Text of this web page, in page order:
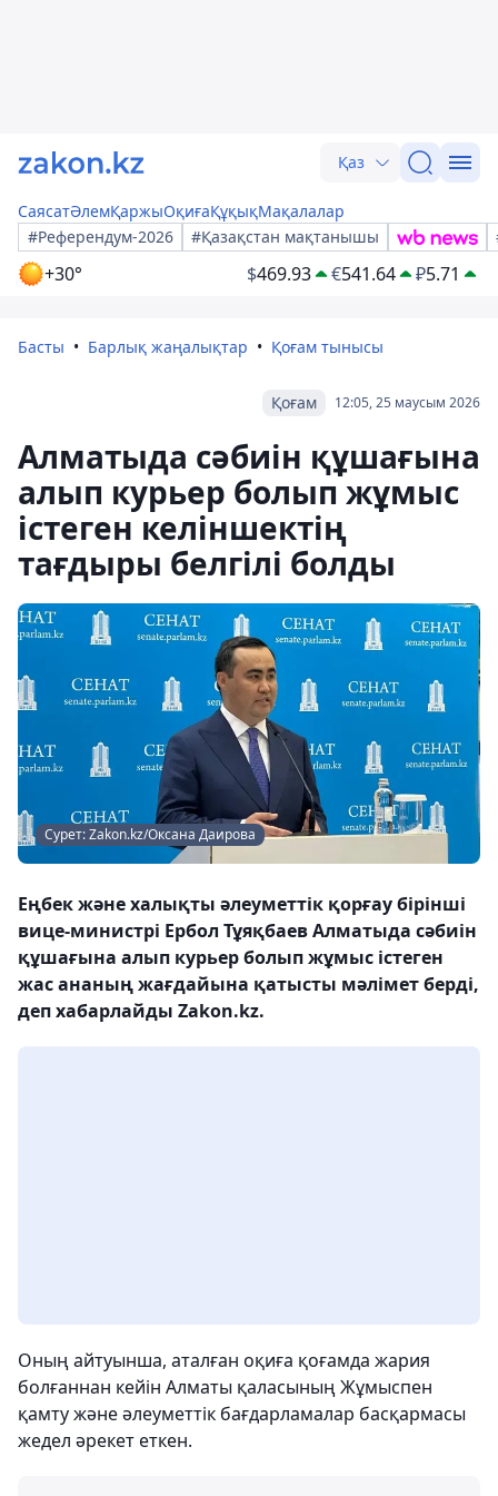
Қаз
СаясатӘлемҚаржыОқиғаҚұқықМақалалар
#Референдум-2026
#Қазақстан мақтанышы
+30° $469.93 €541.64 ₽5.71
Басты Барлық жаңалықтар Қоғам тынысы
12:05, 25 маусым 2026
Қоғам
Алматыда сәбиін құшағына
алып курьер болып жұмыс
істеген келіншектің
тағдыры белгілі болды
Сурет: Zakon.kz/Оксана Даирова
Еңбек және халықты әлеуметтік қорғау бірінші
вице-министрі Ербол Тұяқбаев Алматыда сәбиін
құшағына алып курьер болып жұмыс істеген
жас ананың жағдайына қатысты мәлімет берді,
деп хабарлайды Zakon.kz.
Оның айтуынша, аталған оқиға қоғамда жария
болғаннан кейін Алматы қаласының Жұмыспен
қамту және әлеуметтік бағдарламалар басқармасы
жедел әрекет еткен.